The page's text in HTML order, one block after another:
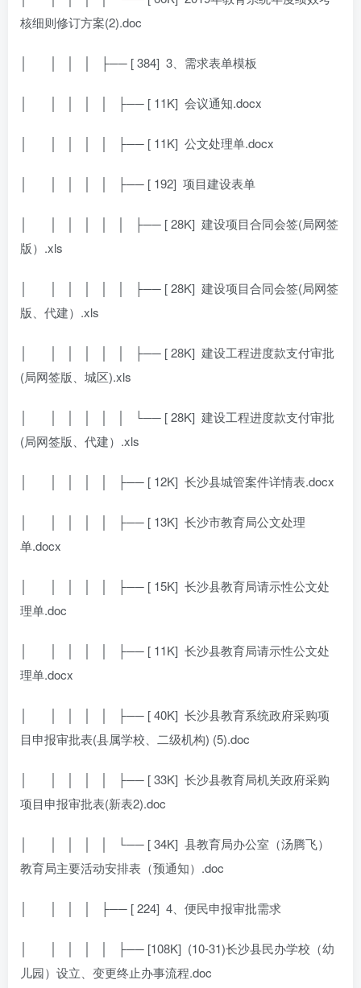
核细则修订方案(2).doc
│ │ │ │ ├── [ 384] 3、需求表单模板
│ │ │ │ │ ├── [ 11K] 会议通知.docx
│ │ │ │ │ ├── [ 11K] 公文处理单.docx
│ │ │ │ │ ├── [ 192] 项目建设表单
│ │ │ │ │ │ ├── [ 28K] 建设项目合同会签(局网签
版）.xls
│ │ │ │ │ │ ├── [ 28K] 建设项目合同会签(局网签
版、代建）.xls
│ │ │ │ │ │ ├── [ 28K] 建设工程进度款支付审批
(局网签版、城区).xls
│ │ │ │ │ │ └── [ 28K] 建设工程进度款支付审批
(局网签版、代建）.xls
│ │ │ │ │ ├── [ 12K] 长沙县城管案件详情表.docx
│ │ │ │ │ ├── [ 13K] 长沙市教育局公文处理
单.docx
│ │ │ │ │ ├── [ 15K] 长沙县教育局请示性公文处
理单.doc
│ │ │ │ │ ├── [ 11K] 长沙县教育局请示性公文处
理单.docx
│ │ │ │ │ ├── [ 40K] 长沙县教育系统政府采购项
目申报审批表(县属学校、二级机构) (5).doc
│ │ │ │ │ ├── [ 33K] 长沙县教育局机关政府采购
项目申报审批表(新表2).doc
│ │ │ │ │ └── [ 34K] 县教育局办公室（汤腾飞）
教育局主要活动安排表（预通知）.doc
│ │ │ │ ├── [ 224] 4、便民申报审批需求
│ │ │ │ │ ├── [108K] (10-31)长沙县民办学校（幼
儿园）设立、变更终止办事流程.doc